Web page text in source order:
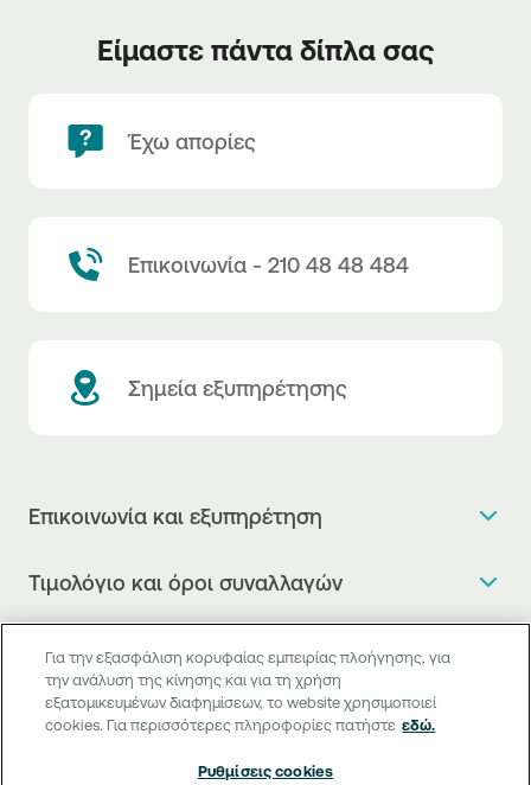
Είμαστε πάντα δίπλα σας
Έχω απορίες
Επικοινωνία - 210 48 48 484
Σημεία εξυπηρέτησης
Επικοινωνία και εξυπηρέτηση
Η νέα Ψηφιακή Εποχή στις συναλλαγές, έφτασε!
Θέλω να μιλήσω με Corporate Transaction Banking
Officer
Θέλω να μιλήσω με επιχειρηματικό σύνδεσμο
Τιμολόγιο και όροι συναλλαγών
Τιμολόγιο της Τράπεζας
Δελτίο τιμών συναλλάγματος
Δελτίο πληροφόρησης περί τελών
Μεταφορά λογαριασμού πληρωμών
Χρήσιμοι σύνδεσμοι
Συχνές ερωτήσεις
Κανονιστική Συμμόρφωση
Digital Banking
Για την εξασφάλιση κορυφαίας εμπειρίας πλοήγησης, για
την ανάλυση της κίνησης και για τη χρήση
εξατομικευμένων διαφημίσεων, το website χρησιμοποιεί
cookies. Για περισσότερες πληροφορίες πατήστε εδώ.
Ρυθμίσεις cookies